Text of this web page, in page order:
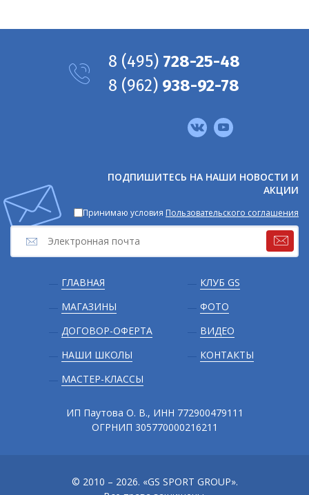
Подвал
ГЛАВНАЯ
МАГАЗИНЫ
ДОГОВОР-ОФЕРТА
НАШИ ШКОЛЫ
МАСТЕР-КЛАССЫ
КЛУБ GS
ФОТО
ВИДЕО
КОНТАКТЫ
ПОДПИШИТЕСЬ НА НАШИ НОВОСТИ И
АКЦИИ
Принимаю условия Пользовательского соглашения
8 (495) 728-25-48
8 (962) 938-92-78
ИП Паутова О. В., ИНН 772900479111
ОГРНИП 305770000216211
© 2010 – 2026. «GS SPORT GROUP».